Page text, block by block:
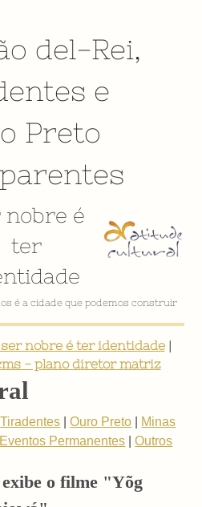
del-Rei,
e
Preto
nobre é
ter
é a cidade que podemos construir
nobre é ter identidade|
- plano diretor matriz
Tiradentes |Ouro Preto
Minas
Eventos Permanentes |Outros
o filme "Yõg